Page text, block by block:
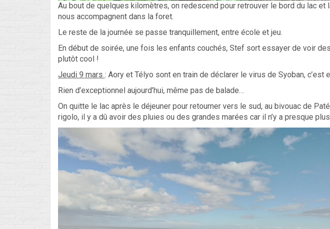
Au bout de quelques kilomètres, on redescend pour retrouver le bord du lac
nous accompagnent dans la foret.
Le reste de la journée se passe tranquillement, entre école et jeu.
En début de soirée, une fois les enfants couchés, Stef sort essayer de voir
plutôt cool !
Jeudi 9 mars : Aory et Télyo sont en train de déclarer le virus de Syoban, c’est
Rien d’exceptionnel aujourd’hui, même pas de balade…
On quitte le lac après le déjeuner pour retourner vers le sud, au bivouac de
rigolo, il y a dû avoir des pluies ou des grandes marées car il n’y a presque